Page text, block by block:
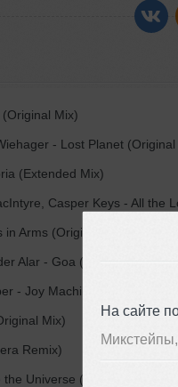
На сайте
Mix)
- Lost Planet (Original
(Extended Mix)
Casper Keys - All the
Arms (Original Mix)
Alar - Goa (Original Mix)
- Joy Machine (Original Mix)
Mix)
Remix)
Universe (Tali Muss